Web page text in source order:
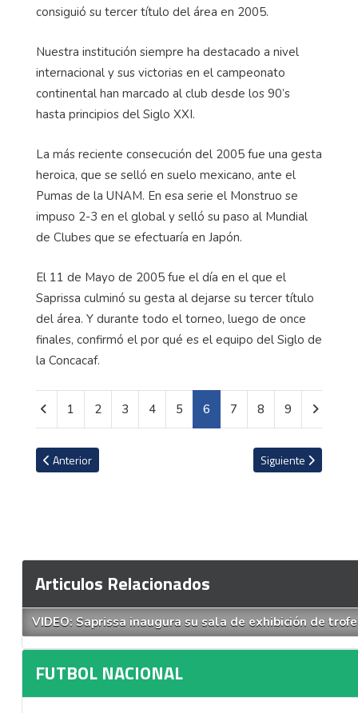
consiguió su tercer título del área en 2005.
Nuestra institución siempre ha destacado a nivel
internacional y sus victorias en el campeonato
continental han marcado al club desde los 90’s
hasta principios del Siglo XXI.
La más reciente consecución del 2005 fue una gesta
heroica, que se selló en suelo mexicano, ante el
Pumas de la UNAM. En esa serie el Monstruo se
impuso 2-3 en el global y selló su paso al Mundial
de Clubes que se efectuaría en Japón.
El 11 de Mayo de 2005 fue el día en el que el
Saprissa culminó su gesta al dejarse su tercer título
del área. Y durante todo el torneo, luego de once
finales, confirmó el por qué es el equipo del Siglo de
la Concacaf.
1 2 3 4 5 6 7 8 9
Artículo anterior: VIDEO: Jeaustin Campos le manda desde
Anterior Artículo siguiente:
Siguiente
Articulos Relacionados
VIDEO: Saprissa inaugura su sala de exhibición de
FUTBOL NACIONAL